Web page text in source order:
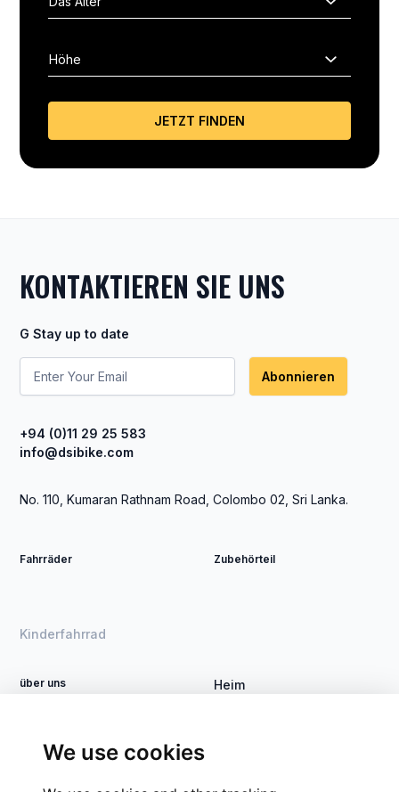
We use cookies
JETZT FINDEN
KONTAKTIEREN SIE UNS
G Stay up to date
Abonnieren
+94 (0)11 29 25 583
info@dsibike.com
No. 110, Kumaran Rathnam Road, Colombo 02, Sri Lanka.
Fahrräder
Kinderfahrrad
Zubehörteil
über uns
Verfahren
Heim